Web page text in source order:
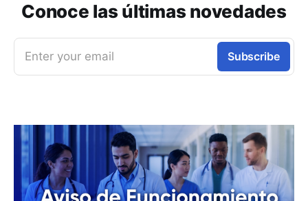
Conoce las últimas novedades
Enter your email Subscribe